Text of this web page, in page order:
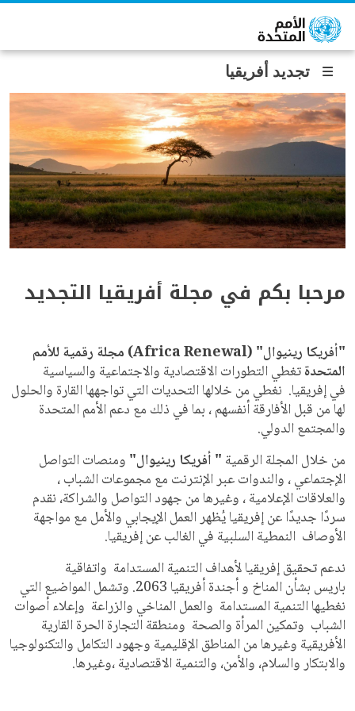
تجاوز إلى المحتوى الرئيسي
تجديد أفريقيا
مرحبا بكم في مجلة أفريقيا التجديد
"أفريكا رينيوال" (Africa Renewal
) مجلة رقمية للأمم
المتحدةتغطي التطورات الاقتصادية والاجتماعية والسياسية
في إفريقيا. نغطي من خلالها التحديات التي تواجهها القارة والحلول
لها من قبل الأفارقة أنفسهم ، بما في ذلك مع دعم الأمم المتحدة
والمجتمع الدولي.
من خلال المجلة الرقمية " أفريكا رينيوال" ومنصات التواصل
الإجتماعي ، والندوات عبر الإنترنت مع مجموعات الشباب ،
والعلاقات الإعلامية ، وغيرها من جهود التواصل والشراكة، نقدم
سردًا جديدًا عن إفريقيا يُظهر العمل الإيجابي والأمل مع مواجهة
الأوصاف النمطية السلبية في الغالب عنإفريقيا.
ندعمتحقيق إفريقيا لأهداف التنمية المستدامة واتفاقية
باريس بشأن المناخ
و أجندة أفريقيا 2063. وتشمل المواضيع التي
نغطيها التنمية المستدامة والعمل المناخي والزراعة وإعلاء أصوات
الشباب وتمكين المرأة والصحة ومنطقة التجارة الحرة القارية
الأفريقية وغيرها من المناطق الإقليمية وجهود التكامل والتكنولوجيا
والابتكار والسلام، والأمن، والتنمية الاقتصادية ،وغيرها.